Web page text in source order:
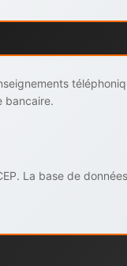
bancaire.
La base de